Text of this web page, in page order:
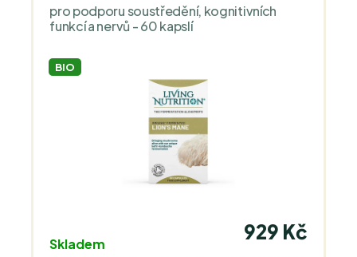
pro podporu soustředění, kognitivních
funkcí a nervů - 60 kapslí
BIO
Skladem
929 Kč